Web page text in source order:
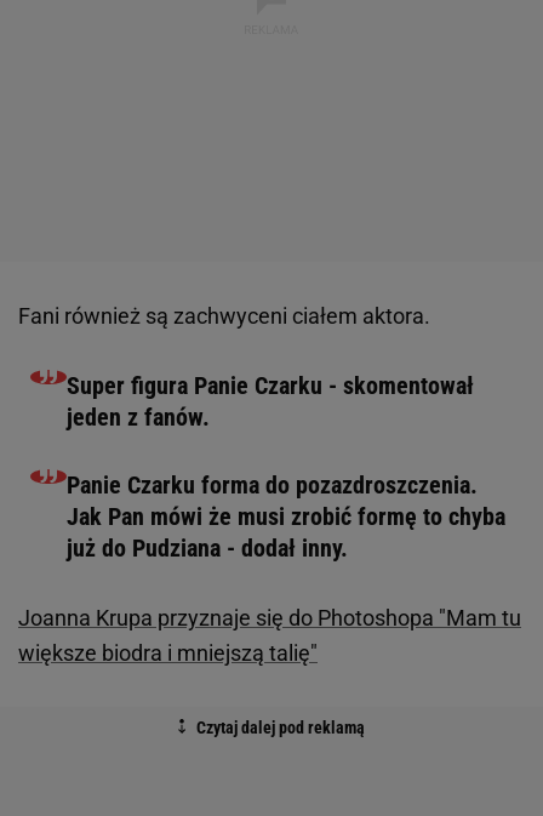
Fani również są zachwyceni ciałem aktora.
Super figura Panie Czarku - skomentował
jeden z fanów.
Panie Czarku forma do pozazdroszczenia.
Jak Pan mówi że musi zrobić formę to chyba
już do Pudziana - dodał inny.
Joanna Krupa przyznaje się do Photoshopa "Mam tu
większe biodra i mniejszą talię"